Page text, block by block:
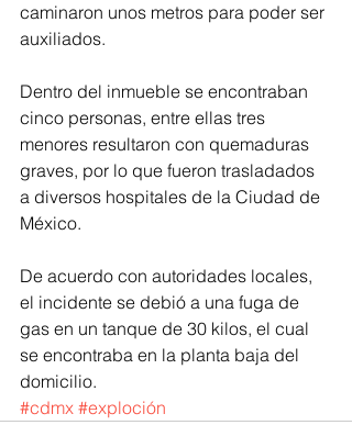
caminaron unos metros para poder ser
auxiliados.
Dentro del inmueble se encontraban
cinco personas, entre ellas tres
menores resultaron con quemaduras
graves, por lo que fueron trasladados
a diversos hospitales de la Ciudad de
México.
De acuerdo con autoridades locales,
el incidente se debió a una fuga de
gas en un tanque de 30 kilos, el cual
se encontraba en la planta baja del
domicilio.
#cdmx #exploción